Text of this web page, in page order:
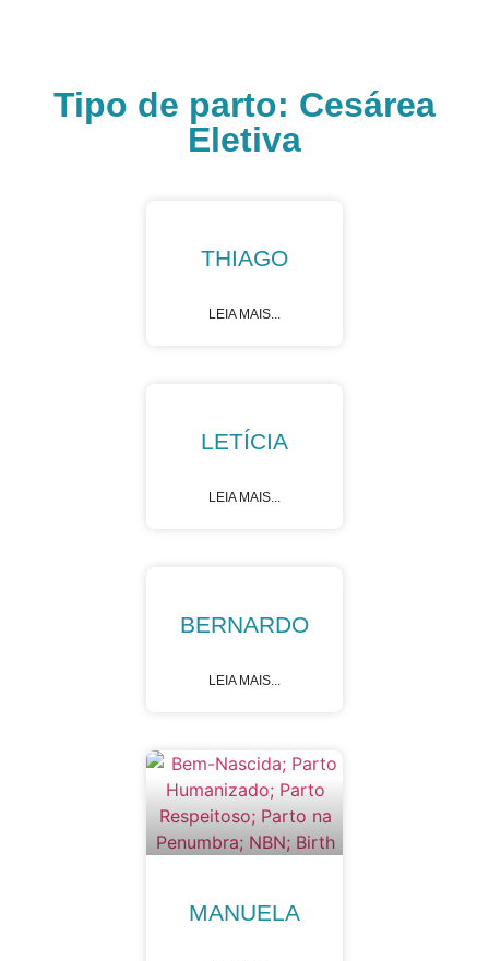
Tipo de parto: Cesárea
Eletiva
THIAGO
LEIA MAIS...
LETÍCIA
LEIA MAIS...
BERNARDO
LEIA MAIS...
MANUELA